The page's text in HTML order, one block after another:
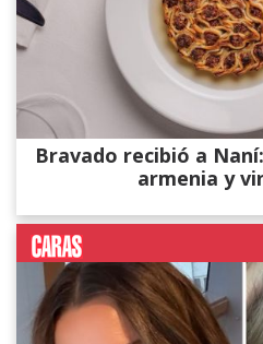
Bravado recibió a
armenia y